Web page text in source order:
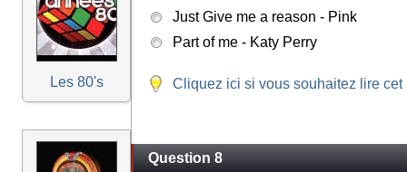
Les 80's
Just Give me a reason - Pink
Part of me - Katy Perry
Cliquez ici si vous souhaitez lire cet
Question 8